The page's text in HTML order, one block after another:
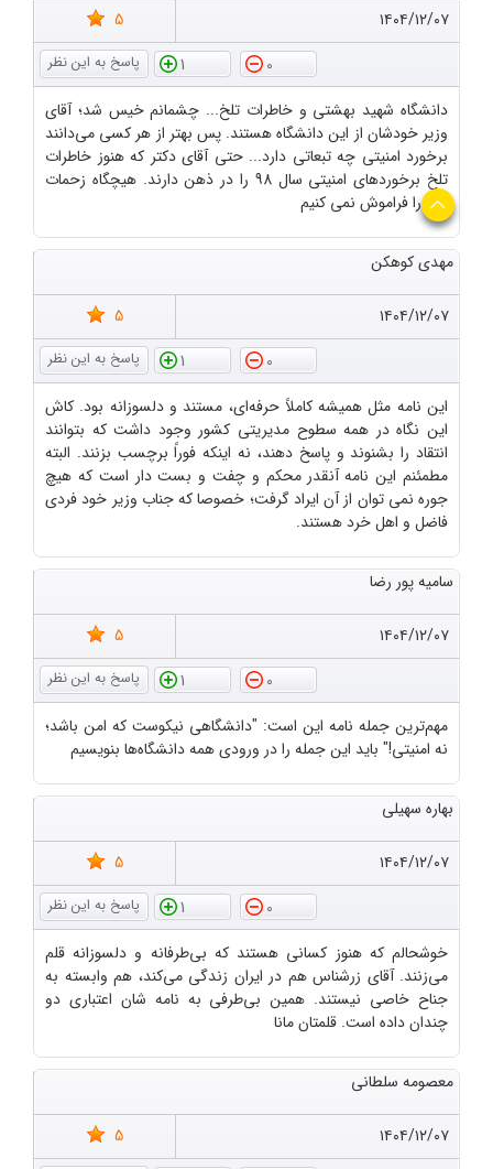
۱۴۰۴/۱۲/۰۷
5
0
1
دانشگاه شهید بهشتی و خاطرات تلخ... چشمانم خیس شد؛ آقای
وزیر خودشان از این دانشگاه هستند. پس بهتر از هر کسی می‌دانند
برخورد امنیتی چه تبعاتی دارد... حتی آقای دکتر که هنوز خاطرات
تلخ برخوردهای امنیتی سال 98 را در ذهن دارند. هیچگاه زحمات
شما را فراموش نمی کنیم
مهدی کوهکن
۱۴۰۴/۱۲/۰۷
5
0
1
این نامه مثل همیشه کاملاً حرفه‌ای، مستند و دلسوزانه بود. کاش
این نگاه در همه سطوح مدیریتی کشور وجود داشت که بتوانند
انتقاد را بشنوند و پاسخ دهند، نه اینکه فوراً برچسب بزنند. البته
مطمئنم این نامه آنقدر محکم و چفت و بست دار است که هیچ
جوره نمی توان از آن ایراد گرفت؛ خصوصا که جناب وزیر خود فردی
فاضل و اهل خرد هستند.
سامیه پور رضا
۱۴۰۴/۱۲/۰۷
5
0
1
مهم‌ترین جمله نامه این است: "دانشگاهی نیکوست که امن باشد؛
نه امنیتی!" باید این جمله را در ورودی همه دانشگاه‌ها بنویسیم
بهاره سهیلی
۱۴۰۴/۱۲/۰۷
5
0
1
خوشحالم که هنوز کسانی هستند که بی‌طرفانه و دلسوزانه قلم
می‌زنند. آقای زرشناس هم در ایران زندگی می‌کند، هم وابسته به
جناح خاصی نیستند. همین بی‌طرفی به نامه‌ شان اعتباری دو
چندان داده است. قلمتان مانا
معصومه سلطانی
۱۴۰۴/۱۲/۰۷
5